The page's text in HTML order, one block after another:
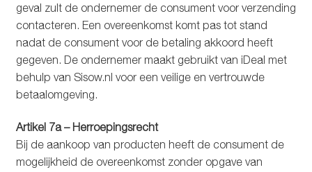
geval zult de ondernemer de consument voor verzending
contacteren. Een overeenkomst komt pas tot stand
nadat de consument voor de betaling akkoord heeft
gegeven. De ondernemer maakt gebruikt van iDeal met
behulp van Sisow.nl voor een veilige en vertrouwde
betaalomgeving.
Artikel 7a – Herroepingsrecht
Bij de aankoop van producten heeft de consument de
mogelijkheid de overeenkomst zonder opgave van